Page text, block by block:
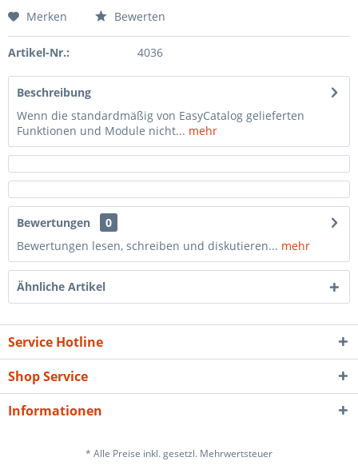
Merken Bewerten
Artikel-Nr.: 4036
Beschreibung
Wenn die standardmäßig von EasyCatalog gelieferten
Funktionen und Module nicht... mehr
Bewertungen
0
Bewertungen lesen, schreiben und diskutieren... mehr
Ähnliche Artikel
Service Hotline
Shop Service
Informationen
* Alle Preise inkl. gesetzl. Mehrwertsteuer